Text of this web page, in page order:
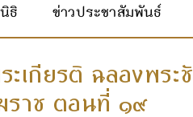
ธิ ข่าวประชาสัมพันธ์
ะเกียรติ ฉลองพร
ราช ตอนที่ ๑๙